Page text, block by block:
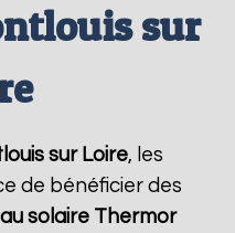
sur
sur Loire, les
de bénéficier des
solaire Thermor